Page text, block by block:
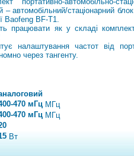
автомобільний/стаціонарний блок
Baofeng BF-T1.
працювати як у складі
налаштування частот від
через тангенту.
470 мГц МГц
470 мГц МГц
Вт